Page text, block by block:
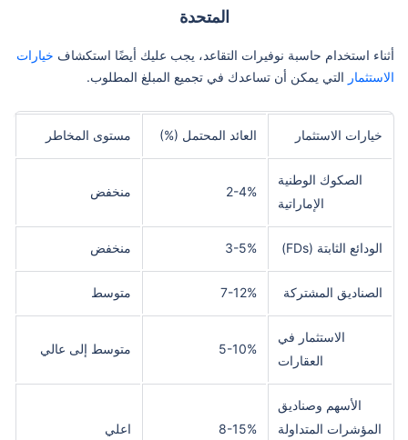
المتحدة
أثناء استخدام حاسبة نوفيرات التقاعد، يجب عليك أيضًا استكشاف خيارات
الاستثمار التي يمكن أن تساعدك في تجميع المبلغ المطلوب.
خيارات الاستثمار العائد المحتمل (%) مستوى المخاطر
الصكوك الوطنية
الإماراتية
2-4% منخفض
الودائع الثابتة (FDs) 3-5% منخفض
الصناديق المشتركة 7-12% متوسط
الاستثمار في
العقارات
5-10% متوسط إلى عالي
الأسهم وصناديق
المؤشرات المتداولة
8-15% اعلي